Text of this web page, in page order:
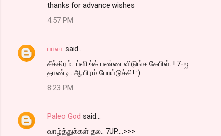
thanks for advance wishes
4:57 PM
பாலா said…
சீக்கிரம்.. ப்ளிங்க் பண்ண விடுங்க கேபிள்..! 7-ஐ
தாண்டி.. ஆயிரம் போய்டுச்சி! :)
8:23 PM
Paleo God said…
வாழ்த்துக்கள் தல.. 7UP....>>>